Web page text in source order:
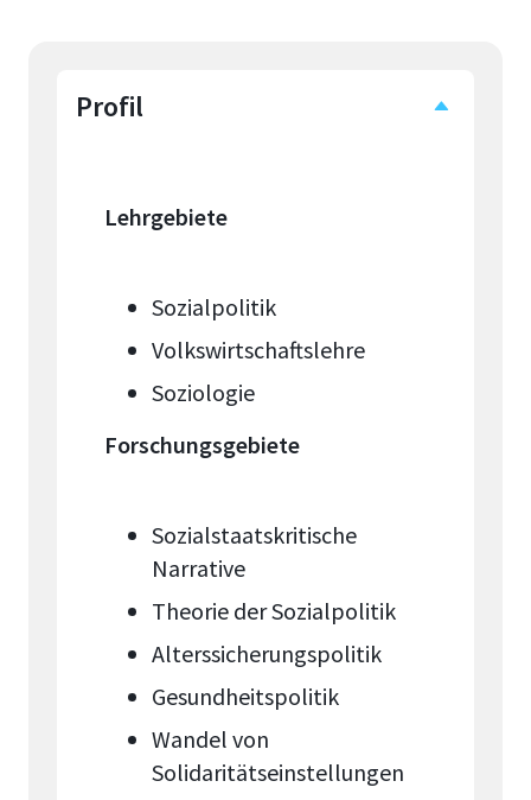
Profil
Lehrgebiete
Sozialpolitik
Volkswirtschaftslehre
Soziologie
Forschungsgebiete
Sozialstaatskritische
Narrative
Theorie der Sozialpolitik
Alterssicherungspolitik
Gesundheitspolitik
Wandel von
Solidaritätseinstellungen